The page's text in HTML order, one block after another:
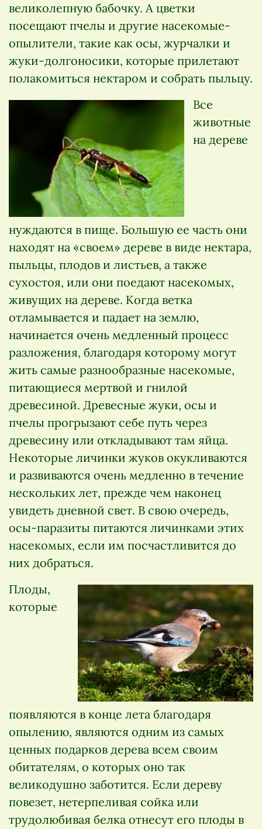
великолепную бабочку. А цветки
посещают пчелы и другие насекомые-
опылители, такие как осы, журчалки и
жуки-долгоносики, которые прилетают
полакомиться нектаром и собрать пыльцу.
Все
животные
на дереве
нуждаются в пище. Большую ее часть они
находят на «своем» дереве в виде нектара,
пыльцы, плодов и листьев, а также
сухостоя, или они поедают насекомых,
живущих на дереве. Когда ветка
отламывается и падает на землю,
начинается очень медленный процесс
разложения, благодаря которому могут
жить самые разнообразные насекомые,
питающиеся мертвой и гнилой
древесиной. Древесные жуки, осы и
пчелы прогрызают себе путь через
древесину или откладывают там яйца.
Некоторые личинки жуков окукливаются
и развиваются очень медленно в течение
нескольких лет, прежде чем наконец
увидеть дневной свет. В свою очередь,
осы-паразиты питаются личинками этих
насекомых, если им посчастливится до
них добраться.
Плоды,
которые
появляются в конце лета благодаря
опылению, являются одним из самых
ценных подарков дерева всем своим
обитателям, о которых оно так
великодушно заботится. Если дереву
повезет, нетерпеливая сойка или
трудолюбивая белка отнесут его плоды в